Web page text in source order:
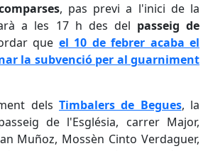
, pas previ a l'inici de la
a les 17 h des del passeig de
que el 10 de febrer acaba el
la subvenció per al guarniment
dels Timbalers de Begues, la
de l'Església, carrer Major,
Muñoz, Mossèn Cinto Verdaguer,